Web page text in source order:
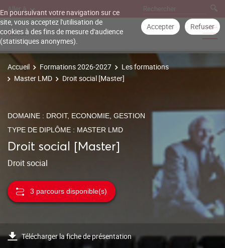
En poursuivant votre navigation sur ce
site, vous acceptez l'utilisation de
cookies à des fins de mesure d'audience
(statistiques anonymes).
Accepter Refuser
Aller à
Accueil Formations 2026-2027
Les formations
Master LMD
Droit social [Master]
DOMAINE : DROIT, ECONOMIE, GESTION
TYPE DE DIPLÔME : MASTER LMD
Droit social [Master]
Droit social
3 parcours disponible(s)
Télécharger la fiche de présentation